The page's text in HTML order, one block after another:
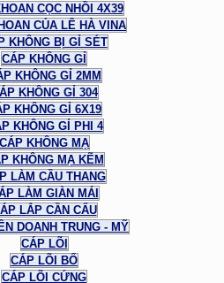
CỌC NHỒI 4X39
CỦA LÊ HÀ VINA
KHÔNG BỊ GỈ SÉT
CÁP KHÔNG GỈ
KHÔNG GỈ 2MM
KHÔNG GỈ 304
KHÔNG GỈ 6X19
KHÔNG GỈ PHI 4
CÁP KHÔNG MẠ
KHÔNG MẠ KẼM
LÀM CẦU THANG
LÀM GIÀN MÁI
LẮP CẦN CẨU
DOANH TRUNG - MỸ
CÁP LÕI
CÁP LÕI BỐ
CÁP LÕI CỨNG